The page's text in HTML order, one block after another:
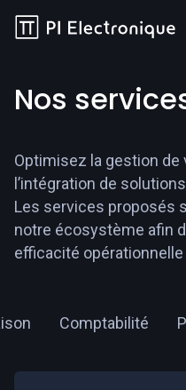
Nos
Optimisez la gestion de
l’intégration de
Les services proposés
notre écosystème afin
efficacité opérationnelle
Comptabilité